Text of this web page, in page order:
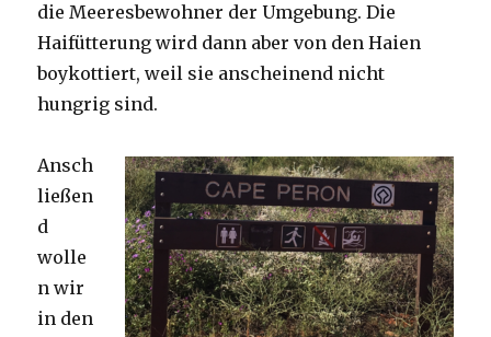
die Meeresbewohner der Umgebung. Die
Haifütterung wird dann aber von den Haien
boykottiert, weil sie anscheinend nicht
hungrig sind.
Ansch
ließen
d
wolle
n wir
in den